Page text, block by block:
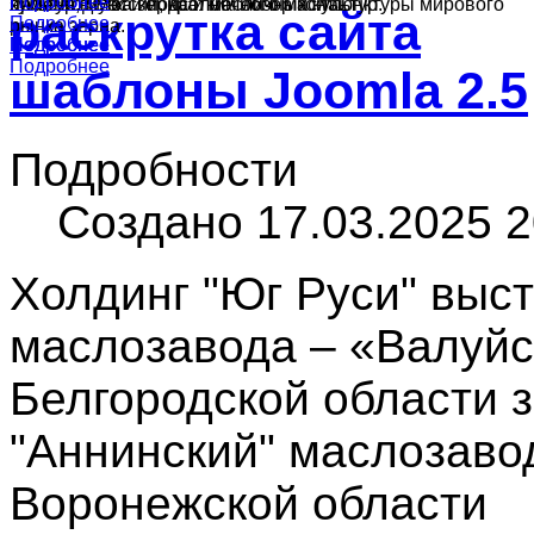
культур в России, краткий обзор конъюнктуры мирового
рынка зерна.
Подробнее
ячменя, муки и подсолнечного масла.
Подробнее
производства зерна и масличных культур.
Подробнее
Подробнее
раскрутка сайта
шаблоны Joomla 2.5
Подробности
Создано 17.03.2025
Холдинг "Юг Руси"
маслозавода –
Белгородской области
"Аннинский"
Воронежской области